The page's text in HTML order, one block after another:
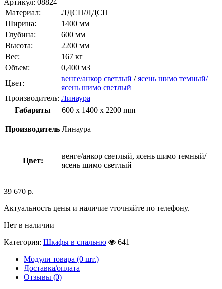
Артикул: 08824
Материал:
ЛДСП/ЛДСП
Ширина:
1400 мм
Глубина:
600 мм
Высота:
2200 мм
Вес:
167 кг
Объем:
0,400 м3
Цвет:
венге/анкор светлый /ясень шимо темный/
ясень шимо светлый
Производитель: Линаура
Габариты
600 x 1400 x 2200 mm
Производитель Линаура
Цвет:
венге/анкор светлый, ясень шимо темный/
ясень шимо светлый
39 670 р.
Актуальность цены и наличие уточняйте по телефону.
Нет в наличии
Категория: Шкафы в спальню
641
Модули товара (0 шт.)
Доставка/оплата
Отзывы (0)